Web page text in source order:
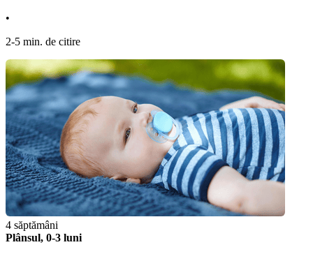
•
2-5 min. de citire
4 săptămâni
Plânsul, 0-3 luni